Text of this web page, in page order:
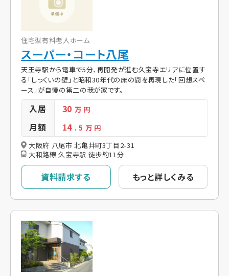
住宅型有料老人ホーム
スーパー・コート八尾
天王寺駅から電車で5分、再開発が進む久宝寺エリアに位置す
る「しっくいの壁」と昭和30年代の床の間を再現した「回想スペ
ース」が自慢の第二の我が家です。
入居 30万 円
月額 14 . 5 万 円
大阪府 八尾市 北亀井町3丁目2-31
大和路線 久宝寺駅 徒歩約11分
資料請求する もっと詳しくみる